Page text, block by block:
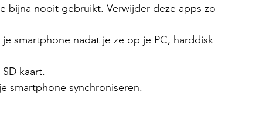
bijna nooit gebruikt. Verwijder deze apps zo
smartphone nadat je ze op je PC, harddisk
kaart.
smartphone synchroniseren.